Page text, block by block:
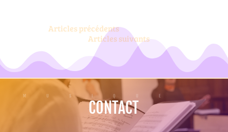
« Older Entries
MUSIQUE
CONTACT